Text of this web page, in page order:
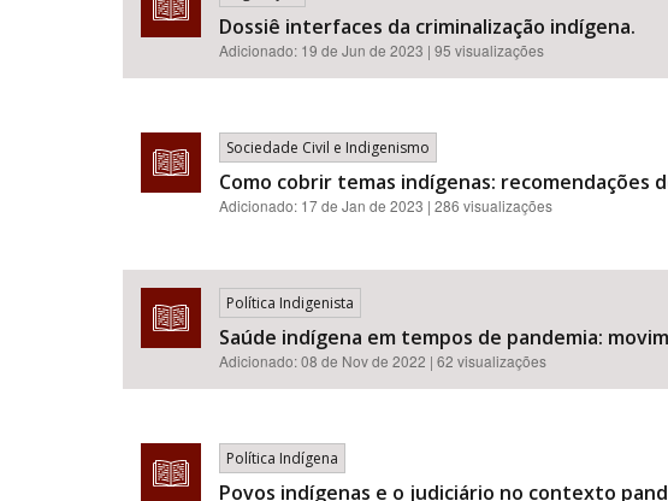
Dossiê interfaces da criminalização indígena.
Adicionado: 19 de Jun de 2023 | 95 visualizações
Sociedade Civil e Indigenismo
Como cobrir temas indígenas: recomendações
Adicionado: 17 de Jan de 2023 | 286 visualizações
Política Indigenista
Saúde indígena em tempos de pandemia:
Adicionado:08 de Nov de 2022 | 62 visualizações
Política Indígena
Povos indígenas e o judiciário no contexto